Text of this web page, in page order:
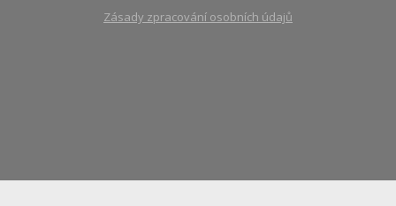
Zásady zpracování osobních údajů